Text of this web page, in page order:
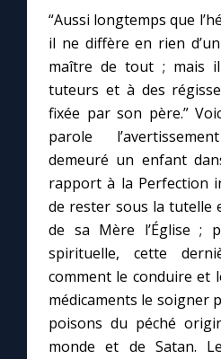
“Aussi longtemps que
il ne diffère en rien
maître de tout ; mais
tuteurs et à des
fixée par son père.”
parole
demeuré un enfant
rapport à la Perfection
de rester sous la tutelle
de sa Mère l’Église ;
spirituelle, cette
comment le conduire et
médicaments le soigner
poisons du péché
monde et de Satan.